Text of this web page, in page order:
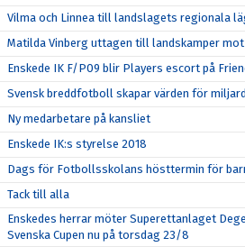
Vilma och Linnea till landslagets regionala
Matilda Vinberg uttagen till landskamper
Enskede IK F/P09 blir Players escort på
Svensk breddfotboll skapar värden för
Ny medarbetare på kansliet
Enskede IK:s styrelse 2018
Dags för Fotbollsskolans hösttermin för
Tack till alla
Enskedes herrar möter Superettanlaget
Svenska Cupen nu på torsdag 23/8